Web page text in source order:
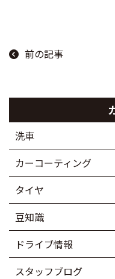
前の記事
洗車
カーコーティング
タイヤ
豆知識
ドライブ情報
スタッフブログ